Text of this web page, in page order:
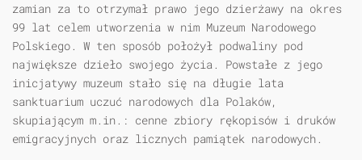
zamian za to otrzymał prawo jego dzierżawy na okres
99 lat celem utworzenia w nim Muzeum Narodowego
Polskiego. W ten sposób położył podwaliny pod
największe dzieło swojego życia. Powstałe z jego
inicjatywy muzeum stało się na długie lata
sanktuarium uczuć narodowych dla Polaków,
skupiającym m.in.: cenne zbiory rękopisów i druków
emigracyjnych oraz licznych pamiątek narodowych.